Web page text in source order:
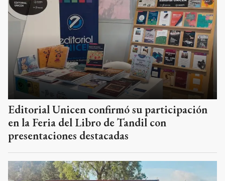
Editorial Unicen confirmó su participación
en la Feria del Libro de Tandil con
presentaciones destacadas